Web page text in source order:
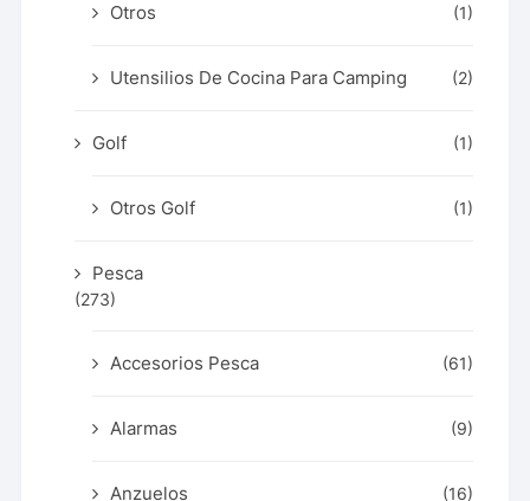
Otros (1)
Utensilios De Cocina Para Camping (2)
Golf (1)
Otros Golf (1)
Pesca
(273)
Accesorios Pesca (61)
Alarmas (9)
Anzuelos (16)